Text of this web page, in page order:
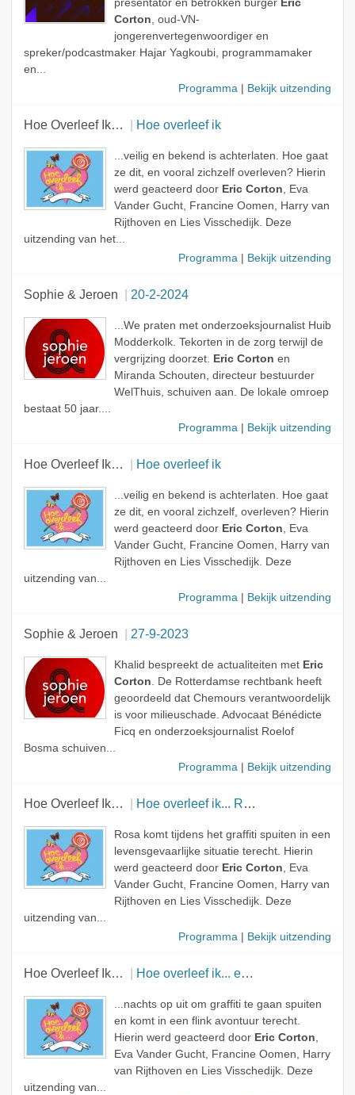
presentator en betrokken burger Eric
Corton, oud-VN-
jongerenvertegenwoordiger en
spreker/podcastmaker Hajar Yagkoubi, programmamaker
en...
Programma
Bekijk uitzending
Hoe Overleef Ik… Hoe overleef ik
...veilig en bekend is achterlaten. Hoe gaat
ze dit, en vooral zichzelf overleven? Hierin
werd geacteerd door Eric Corton, Eva
Vander Gucht, Francine Oomen, Harry van
Rijthoven en Lies Visschedijk. Deze
uitzending van het...
Programma
Bekijk uitzending
Sophie & Jeroen 20-2-2024
...We praten met onderzoeksjournalist Huib
Modderkolk. Tekorten in de zorg terwijl de
vergrijzing doorzet. Eric Corton en
Miranda Schouten, directeur bestuurder
WelThuis, schuiven aan. De lokale omroep
bestaat 50 jaar....
Programma
Bekijk uitzending
Hoe Overleef Ik… Hoe overleef ik
...veilig en bekend is achterlaten. Hoe gaat
ze dit, en vooral zichzelf, overleven? Hierin
werd geacteerd door Eric Corton, Eva
Vander Gucht, Francine Oomen, Harry van
Rijthoven en Lies Visschedijk. Deze
uitzending van...
Programma
Bekijk uitzending
Sophie & Jeroen 27-9-2023
Khalid bespreekt de actualiteiten met Eric
Corton. De Rotterdamse rechtbank heeft
geoordeeld dat Chemours verantwoordelijk
is voor milieuschade. Advocaat Bénédicte
Ficq en onderzoeksjournalist Roelof
Bosma schuiven...
Programma
Bekijk uitzending
Hoe Overleef Ik… Hoe overleef ik... Rooz?
Rosa komt tijdens het graffiti spuiten in een
levensgevaarlijke situatie terecht. Hierin
werd geacteerd door Eric Corton, Eva
Vander Gucht, Francine Oomen, Harry van
Rijthoven en Lies Visschedijk. Deze
uitzending van...
Programma
Bekijk uitzending
Hoe Overleef Ik… Hoe overleef ik... een enorme puinhoop?
...nachts op uit om graffiti te gaan spuiten
en komt in een flink avontuur terecht.
Hierin werd geacteerd door Eric Corton,
Eva Vander Gucht, Francine Oomen, Harry
van Rijthoven en Lies Visschedijk. Deze
uitzending van...